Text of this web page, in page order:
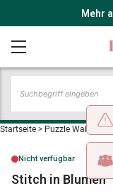
Mehr
Startseite > Puzzle Wald,
Nicht verfügbar
Stitch in Blumen